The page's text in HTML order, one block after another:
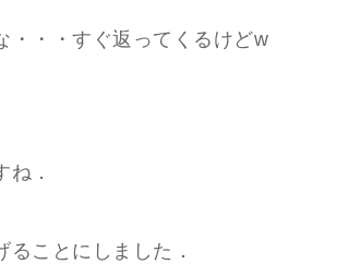
・・・すぐ返ってくるけどw
．
ことにしました．